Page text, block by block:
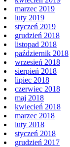
marzec 2019
luty 2019
styczeń 2019
grudzień 2018
listopad 2018
październik 2018
wrzesień 2018
sierpień 2018
lipiec 2018
czerwiec 2018
maj 2018
kwiecień 2018
marzec 2018
luty 2018
styczeń 2018
grudzień 2017